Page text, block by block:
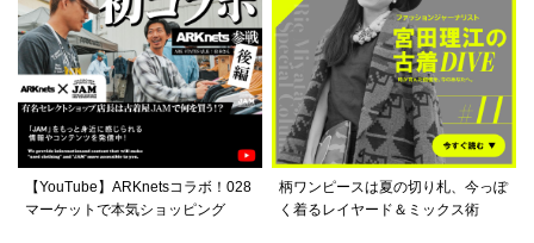
【YouTube】ARKnetsコラボ！028
マーケットで本気ショッピング
柄ワンピースは夏の切り札、今っぽ
く着るレイヤード＆ミックス術